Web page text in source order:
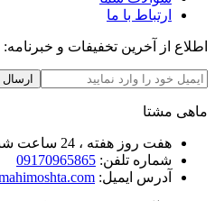
ارتباط با ما
اطلاع از آخرین تخفیفات و خبرنامه:
ارسال
ماهی مشتا
هفت روز هفته ، 24 ساعت شبانه‌روز پاسخگوی شما هستیم.
شماره تلفن: 09170965865
آدرس ایمیل: